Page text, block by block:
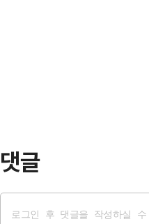
댓글